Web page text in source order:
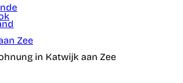
Zee
in Katwijk aan Zee